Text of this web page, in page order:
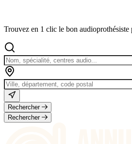
Trouvez en 1 clic le bon audioprothésiste
Rechercher
Rechercher